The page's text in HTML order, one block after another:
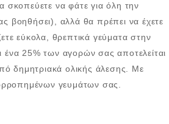
να φάτε για όλη την
βοηθήσει), αλλά θα πρέπει να έχετε
εύκολα, θρεπτικά γεύματα στην
ένα 25% των αγορών σας αποτελείται
δημητριακά ολικής άλεσης. Με
γευμάτων σας.